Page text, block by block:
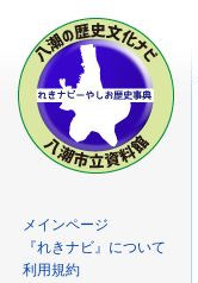
メインページ
『れきナビ』について
利用規約